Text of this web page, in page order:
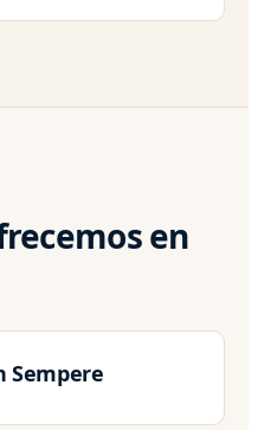
en
Sempere